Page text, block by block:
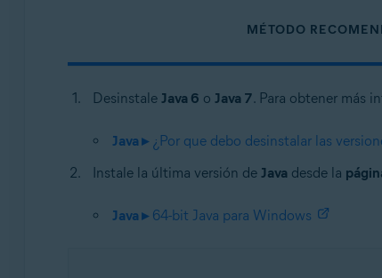
MÉTODO
Desinstale Java 6 o Java 7. Para obtener más
Java ▸¿Por que debo desinstalar las
Instale la última versión de Javadesde la
Java ▸64-bit Java para Windows